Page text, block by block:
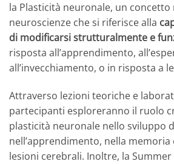
la Plasticità neuronale, un
neuroscienze che si riferisce alla
di modificarsi strutturalmente e
risposta all’apprendimento,
all’invecchiamento, o in risposta a
Attraverso lezioni teoriche e
partecipanti esploreranno il ruolo
plasticità neuronale nello sviluppo
nell’apprendimento, nella
lesioni cerebrali. Inoltre, la Summer